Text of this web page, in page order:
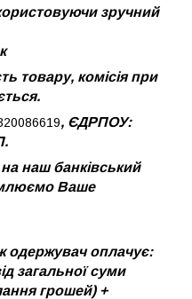
зручний
товару, комісія при
, ЄДРПОУ:
наш банківський
Ваше
одержувач оплачує:
загальної суми
грошей) +